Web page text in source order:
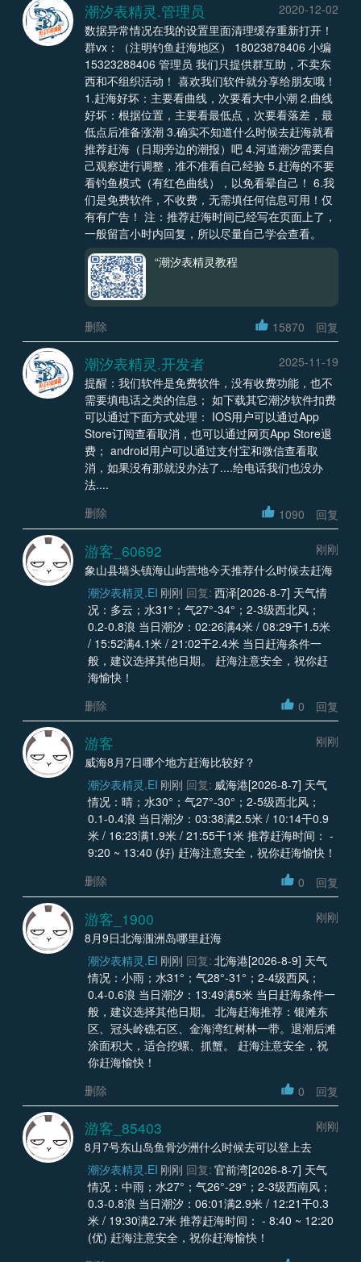
潮汐表精灵.管理员
2020-12-02
数据异常情况在我的设置里面清理缓存重新打开！
群vx：（注明钓鱼赶海地区） 18023878406 小编
15323288406 管理员 我们只提供群互助，不卖东
西和不组织活动！ 喜欢我们软件就分享给朋友哦！
1.赶海好坏：主要看曲线，次要看大中小潮 2.曲线
好坏：根据位置，主要看最低点，次要看落差，最
低点后准备涨潮 3.确实不知道什么时候去赶海就看
推荐赶海（日期旁边的潮报）吧 4.河道潮汐需要自
己观察进行调整，准不准看自己经验 5.赶海的不要
看钓鱼模式（有红色曲线），以免看晕自己！ 6.我
们是免费软件，不收费，无需填任何信息可用！仅
有有广告！ 注：推荐赶海时间已经写在页面上了，
一般留言小时内回复，所以尽量自己学会查看。
“潮汐表精灵教程
删除 15870 回复
潮汐表精灵.开发者
2025-11-19
提醒：我们软件是免费软件，没有收费功能，也不
需要填电话之类的信息； 如下载其它潮汐软件扣费
可以通过下面方式处理： IOS用户可以通过App
Store订阅查看取消，也可以通过网页App Store退
费； android用户可以通过支付宝和微信查看取
消，如果没有那就没办法了....给电话我们也没办
法....
删除
1090 回复
游客_60692
刚刚
象山县墙头镇海山屿营地今天推荐什么时候去赶海
潮汐表精灵.EI 刚刚 回复: 西泽[2026-8-7] 天气情
况：多云；水31°；气27°-34°；2-3级西北风；
0.2-0.8浪 当日潮汐：02:26满4米 / 08:29干1.5米
/ 15:52满4.1米 / 21:02干2.4米 当日赶海条件一
般，建议选择其他日期。 赶海注意安全，祝你赶
海愉快！
删除
0 回复
游客
刚刚
威海8月7日哪个地方赶海比较好？
潮汐表精灵.EI 刚刚 回复: 威海港[2026-8-7] 天气
情况：晴；水30°；气27°-30°；2-5级西北风；
0.1-0.4浪 当日潮汐：03:38满2.5米 / 10:14干0.9
米 / 16:23满1.9米 / 21:55干1米 推荐赶海时间： -
9:20 ~ 13:40 (好) 赶海注意安全，祝你赶海愉快！
删除
0 回复
游客_1900
刚刚
8月9日北海涠洲岛哪里赶海
潮汐表精灵.EI 刚刚 回复: 北海港[2026-8-9] 天气
情况：小雨；水31°；气28°-31°；2-4级西风；
0.4-0.6浪 当日潮汐：13:49满5米 当日赶海条件一
般，建议选择其他日期。 北海赶海推荐：银滩东
区、冠头岭礁石区、金海湾红树林一带。退潮后滩
涂面积大，适合挖螺、抓蟹。 赶海注意安全，祝
你赶海愉快！
删除
0 回复
游客_85403
刚刚
8月7号东山岛鱼骨沙洲什么时候去可以登上去
潮汐表精灵.EI 刚刚 回复: 官前湾[2026-8-7] 天气
情况：中雨；水27°；气26°-29°；2-3级西南风；
0.3-0.8浪 当日潮汐：06:01满2.9米 / 12:21干0.3
米 / 19:30满2.7米 推荐赶海时间： - 8:40 ~ 12:20
(优) 赶海注意安全，祝你赶海愉快！